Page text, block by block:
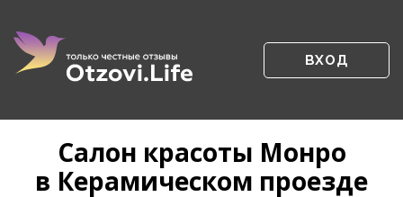
ВХОД
Салон красоты Монро
в Керамическом проезде